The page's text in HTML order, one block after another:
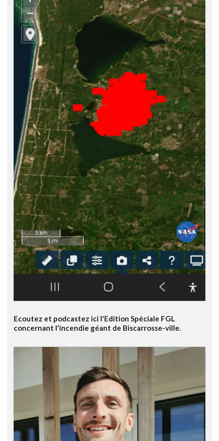
Ecoutez et podcastez ici l'Edition Spéciale FGL
concernant l'incendie géant de Biscarrosse-ville.